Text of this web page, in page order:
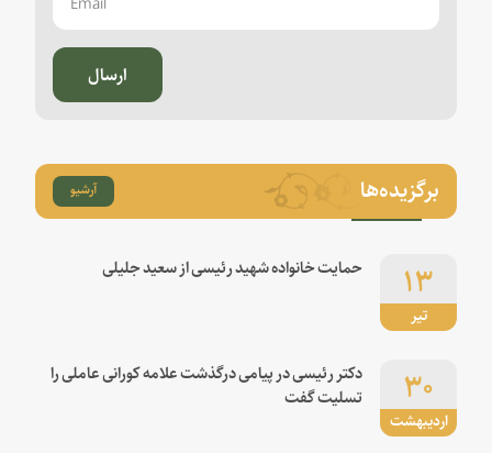
ارسال
برگزیده‌ها آرشیو
تیر
۱۳ حمایت خانواده شهید رئیسی از سعید جلیلی
اردیبهشت
۳۰
دکتر رئیسی در پیامی درگذشت علامه کورانی عاملی را
تسلیت گفت